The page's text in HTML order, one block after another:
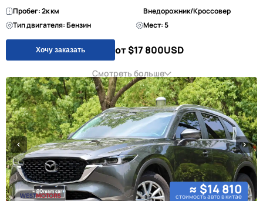
Пробег: 2к км
Внедорожник/Кроссовер
Тип двигателя: Бензин
Мест: 5
Хочу заказать от $17 800USD
Смотреть больше
≈ $14 810
стоимость авто в китае